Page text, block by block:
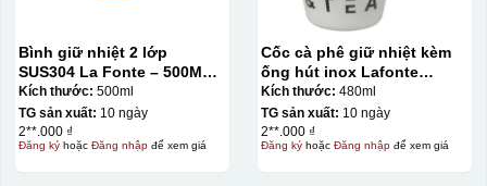
Bình giữ nhiệt 2 lớp
SUS304 La Fonte – 500ML –
012737
Kích thước: 500ml
TG sản xuất: 10 ngày
2**.000 ₫
Đăng kýhoặc Đăng nhậpđể xem giá
Cốc cà phê giữ nhiệt kèm
ống hút inox Lafonte
480ML – 012782
Kích thước: 480ml
TG sản xuất: 10 ngày
2**.000 ₫
Đăng kýhoặc Đăng nhậpđể xem giá